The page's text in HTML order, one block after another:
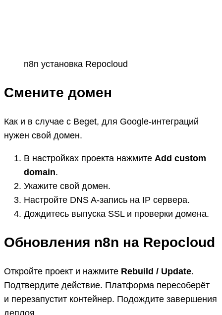
n8n установка Repocloud
Смените домен
Как и в случае с Beget, для Google-интеграций
нужен свой домен.
В настройках проекта нажмите Add custom
domain.
Укажите свой домен.
Настройте DNS A‑запись на IP сервера.
Дождитесь выпуска SSL и проверки домена.
Обновления n8n на Repocloud
Откройте проект и нажмите Rebuild / Update.
Подтвердите действие. Платформа пересоберёт
и перезапустит контейнер. Подождите завершения